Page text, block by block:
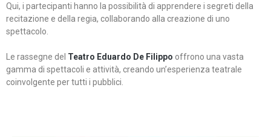
Qui, i partecipanti hanno la possibilità di apprendere i segreti della
recitazione e della regia, collaborando alla creazione di uno
spettacolo.
Le rassegne del Teatro Eduardo De Filippo offrono una vasta
gamma di spettacoli e attività, creando un’esperienza teatrale
coinvolgente per tutti i pubblici.